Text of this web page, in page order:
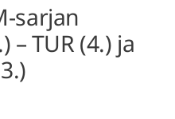
sarjan
– TUR (4.) ja